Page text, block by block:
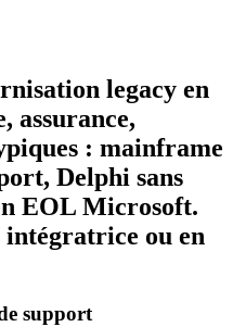
legacy en
assurance,
: mainframe
Delphi sans
EOL Microsoft.
intégratrice ou en
support